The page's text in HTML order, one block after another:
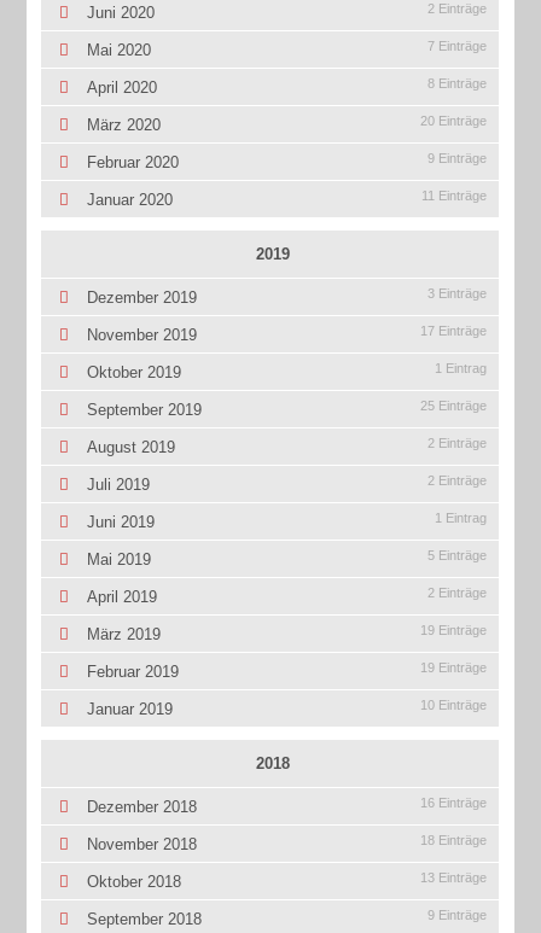
Juni 2020 2 Einträge
Mai 2020 7 Einträge
April 2020 8 Einträge
März 2020 20 Einträge
Februar 2020 9 Einträge
Januar 2020 11 Einträge
2019
Dezember 2019 3 Einträge
November 2019 17 Einträge
Oktober 2019 1 Eintrag
September 2019 25 Einträge
August 2019 2 Einträge
Juli 2019 2 Einträge
Juni 2019 1 Eintrag
Mai 2019 5 Einträge
April 2019 2 Einträge
März 2019 19 Einträge
Februar 2019 19 Einträge
Januar 2019 10 Einträge
2018
Dezember 2018 16 Einträge
November 2018 18 Einträge
Oktober 2018 13 Einträge
September 2018 9 Einträge